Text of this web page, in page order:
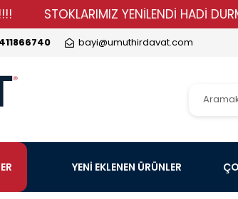
STOKLARIMIZ YENİLENDİ HADİ DURMA
bayi@umuthirdavat.com
YENİ EKLENEN ÜRÜNLER